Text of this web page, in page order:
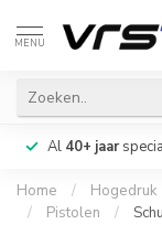
MENU
Al 40+ jaar
Home / Hogedruk
/
Pistolen /